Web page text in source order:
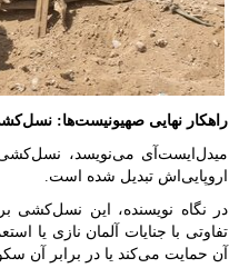
راهکار نهایی صهیونیست‌ها:
میدل‌ایست‌آی می‌نویسد، نسل‌کشی
اروپایی‌اش تبدیل شده است.
در نگاه نویسنده، این نسل‌کشی
تفاوتی با جنایات آلمان نازی یا
آن حمایت می‌کند یا در برابر آن